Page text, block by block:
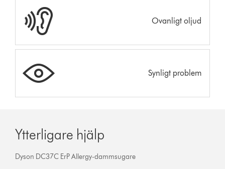
Ovanligt oljud
Synligt problem
Ytterligare hjälp
Dyson DC37C ErP Allergy-dammsugare